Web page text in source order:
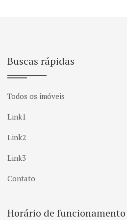
Buscas rápidas
Todos os imóveis
Link1
Link2
Link3
Contato
Horário de funcionamento